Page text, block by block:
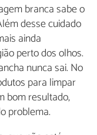
branca sabe o
desse cuidado
ainda
perto dos olhos.
nunca sai. No
para limpar
bom resultado,
problema.